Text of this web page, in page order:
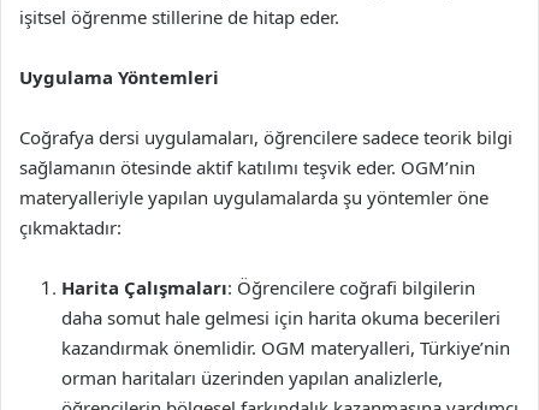
işitsel öğrenme stillerine de hitap eder.
Uygulama Yöntemleri
Coğrafya dersi uygulamaları, öğrencilere sadece teorik bilgi
sağlamanın ötesinde aktif katılımı teşvik eder. OGM’nin
materyalleriyle yapılan uygulamalarda şu yöntemler öne
çıkmaktadır:
Harita Çalışmaları: Öğrencilere coğrafi bilgilerin
daha somut hale gelmesi için harita okuma becerileri
kazandırmak önemlidir. OGM materyalleri, Türkiye’nin
orman haritaları üzerinden yapılan analizlerle,